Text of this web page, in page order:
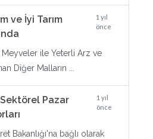
ve İyi Tarım
1 yıl
önce
Meyveler ile Yeterli Arz ve
Diğer Malların ...
Pazar
1 yıl
önce
Bakanlığı'na bağlı olarak